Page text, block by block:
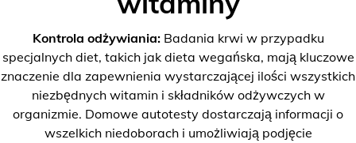
Kontrola odżywiania:Badania krwi w przypadku
specjalnych diet, takich jak dieta wegańska, mają kluczowe
znaczenie dla zapewnienia wystarczającej ilości wszystkich
niezbędnych witamin i składników odżywczych w
organizmie. Domowe autotesty dostarczają informacji o
wszelkich niedoborach i umożliwiają podjęcie